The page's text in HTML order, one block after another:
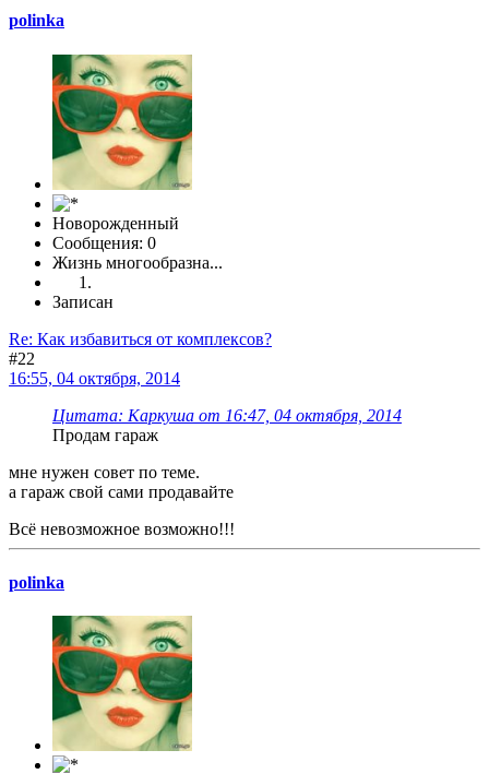
polinka
Новорожденный
Сообщения: 0
Жизнь многообразна...
Записан
Re: Как избавиться от комплексов?
#22
16:55, 04 октября, 2014
Цитата: Каркуша от 16:47, 04 октября, 2014
Продам гараж
мне нужен совет по теме.
а гараж свой сами продавайте
Всё невозможное возможно!!!
polinka